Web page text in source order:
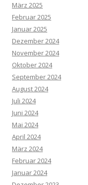
März 2025
Februar 2025
Januar 2025
Dezember 2024
November 2024
Oktober 2024
September 2024
August 2024
Juli 2024
Juni 2024
Mai 2024
April 2024
März 2024
Februar 2024
Januar 2024